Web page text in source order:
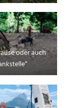
oder auch